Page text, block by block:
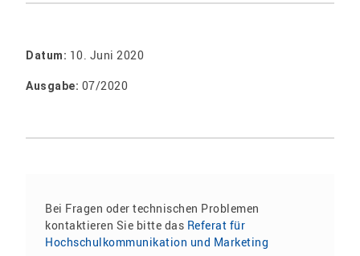
Datum: 10. Juni 2020
Ausgabe: 07/2020
Bei Fragen oder technischen Problemen
kontaktieren Sie bitte das Referat für
Hochschulkommunikation und Marketing